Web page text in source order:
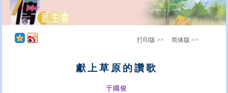
打印版 >> 简体版 >>
獻上草原的讚歌
于國俊